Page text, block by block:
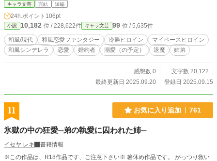
キャラ文芸 完結 短編
24h.ポイント 106pt
小説 10,182 位 / 228,622件 キャラ文芸 99 位 / 5,635件
和風/現代 和風恋愛ファンタジー 冷遇ヒロイン
マイペースヒロイン
和風シンデレラ
恋愛 婚約者 溺愛（の予定） 退魔 姉弟
感想数 0
文字数 20,122
最終更新日 2025.09.20
登録日 2025.09.15
11 お気に入り追加 761
氷獄の中の狂愛─弟の執愛に囚われた姉─
イセヤ レキ
書籍情報
※この作品は、R18作品です、ご注意下さい※ 箸休め作品です。 がっつり救い